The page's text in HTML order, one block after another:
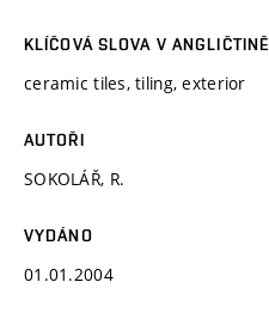
KLÍČOVÁ SLOVA V ANGLIČTINĚ
ceramic tiles, tiling, exterior
AUTOŘI
SOKOLÁŘ, R.
VYDÁNO
01.01.2004